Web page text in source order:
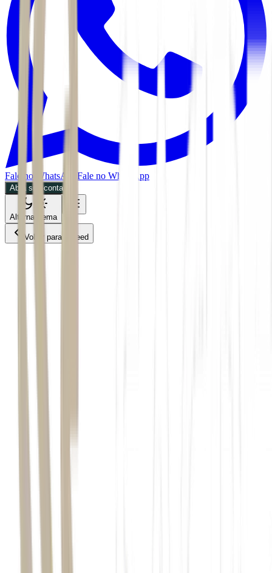
Fale no WhatsApp Fale no WhatsApp
Abra sua conta
Alternar tema
Voltar para o Feed